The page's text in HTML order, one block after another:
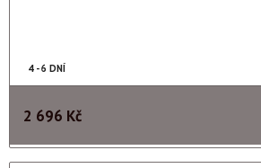
4 - 6 DNÍ
2 696 Kč